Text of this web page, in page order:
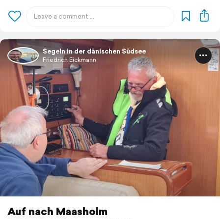
Segeln in der dänischen Südsee
Friedrich Eickmann
Auf nach Maasholm